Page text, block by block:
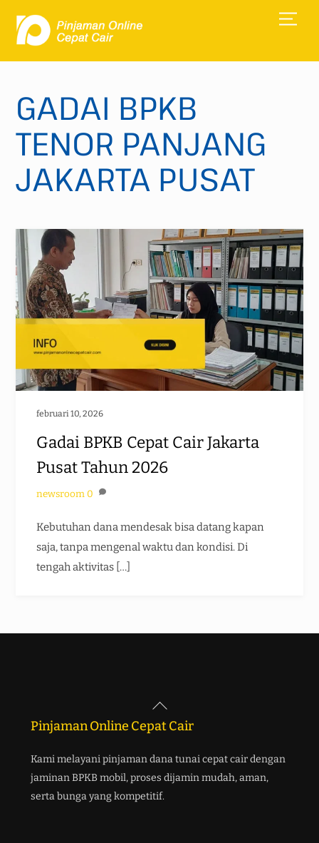
content
GADAI BPKB
TENOR PANJANG
JAKARTA PUSAT
februari 10, 2026
Gadai BPKB Cepat Cair Jakarta
Pusat Tahun 2026
newsroom 0
Kebutuhan dana mendesak bisa datang kapan
saja, tanpa mengenal waktu dan kondisi. Di
tengah aktivitas […]
Pinjaman Online Cepat Cair
Kami melayani pinjaman dana tunai cepat cair dengan
jaminan BPKB mobil, proses dijamin mudah, aman,
serta bunga yang kompetitif.
Back
To